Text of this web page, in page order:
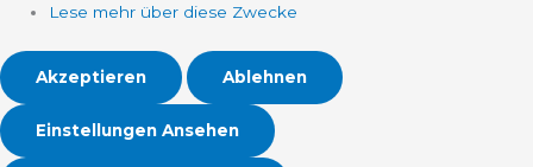
Lese mehr über diese Zwecke
Akzeptieren Ablehnen
Einstellungen Ansehen